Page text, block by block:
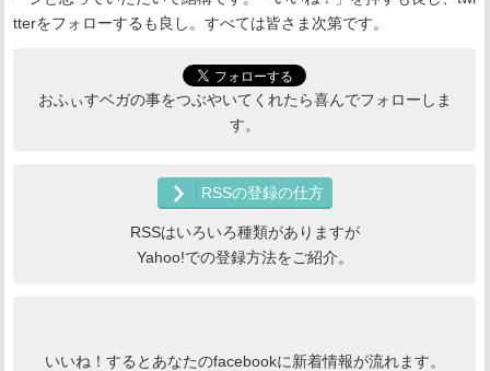
tterをフォローするも良し。すべては皆さま次第です。
おふぃすベガの事をつぶやいてくれたら喜んでフォローしま
す。
RSSの登録の仕方
RSSはいろいろ種類がありますが
Yahoo!での登録方法をご紹介。
いいね！するとあなたのfacebookに新着情報が流れます。